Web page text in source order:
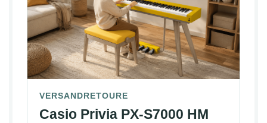
VERSANDRETOURE
Casio Privia PX-S7000 HM